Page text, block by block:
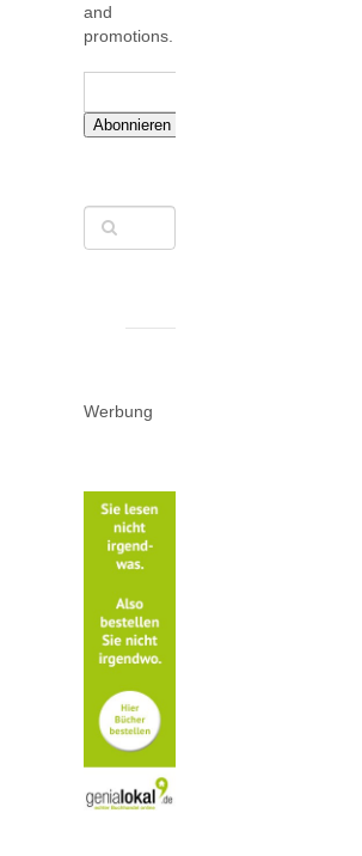
and
promotions.
Abonnieren
Werbung